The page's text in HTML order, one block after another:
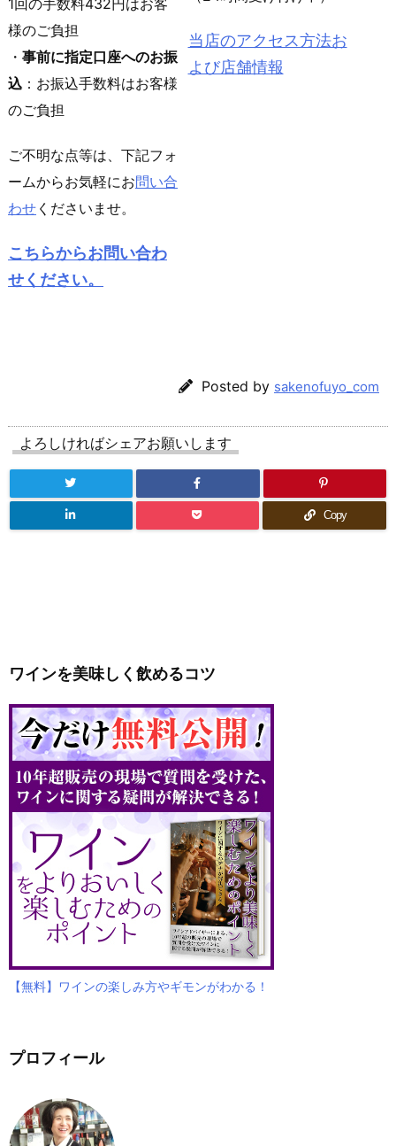
様のご負担
・ 事前に指定口座へのお振
込 ：お振込手数料はお客様
のご負担
ご不明な点等は、下記フォ
ームからお気軽にお問い合
わせ くださいませ。
こちらからお問い合わ
せください。
当店のアクセス方法お
よび店舗情報
Posted by sakenofuyo_com
よろしければシェアお願いします
Copy
ワインを美味しく飲めるコツ
【無料】ワインの楽しみ方やギモンがわかる！
プロフィール